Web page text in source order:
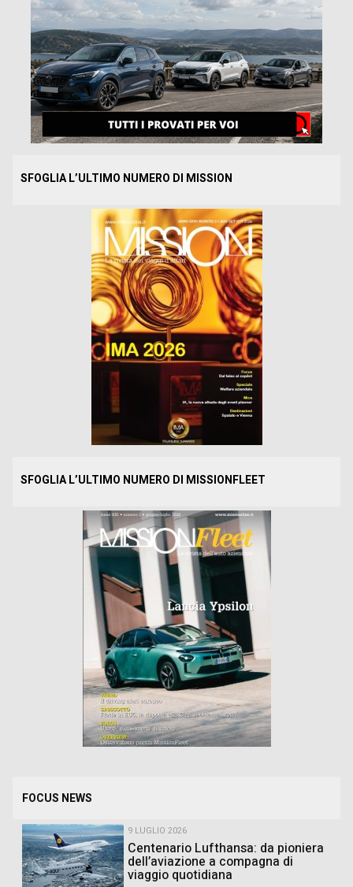
SFOGLIA L’ULTIMO NUMERO DI MISSION
SFOGLIA L’ULTIMO NUMERO DI MISSIONFLEET
FOCUS NEWS
9 LUGLIO 2026
Centenario Lufthansa: da pioniera
dell’aviazione a compagna di
viaggio quotidiana